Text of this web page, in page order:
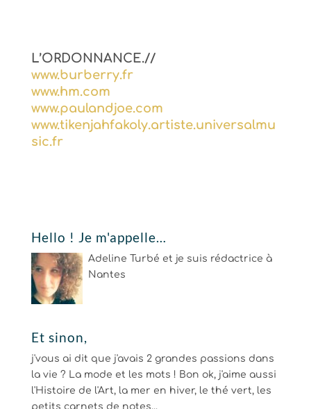
L’ORDONNANCE.//
www.burberry.fr
www.hm.com
www.paulandjoe.com
www.tikenjahfakoly.artiste.universalmu
sic.fr
Hello ! Je m'appelle…
Adeline Turbé et je suis rédactrice à
Nantes
Et sinon,
j'vous ai dit que j'avais 2 grandes passions dans
la vie ? La mode et les mots ! Bon ok, j'aime aussi
l'Histoire de l'Art, la mer en hiver, le thé vert, les
petits carnets de notes...